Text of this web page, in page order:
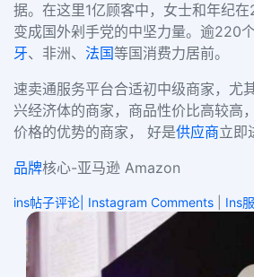
据。在这里1亿顾客中，女士和年纪
变成国外剁手党的中坚力量。逾220个
牙、非洲、 法国等国消费力居前。
速卖通服务平台合适初中级商家，尤
兴经济体的商家，商品性价比高较高
价格的优势的商家， 好是供应商立即
品牌核心-亚马逊 Amazon
ins帖子评论| Instagram Comments Ins